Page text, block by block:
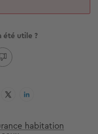
été utile ?
habitation